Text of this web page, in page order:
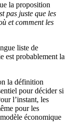
la proposition
pas juste que les
et comment les
liste de
est probablement la
la définition
pour décider si
l’instant, les
pour les
économique